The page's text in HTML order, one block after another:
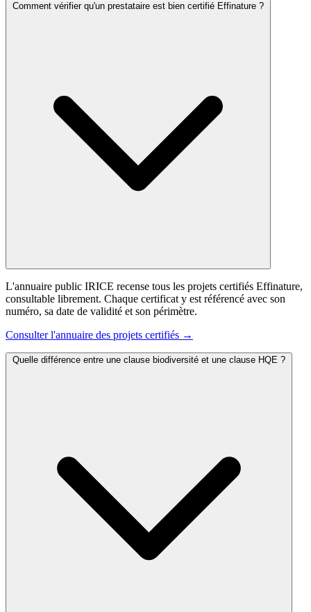
Comment vérifier qu'un prestataire est bien certifié Effinature ?
L'annuaire public IRICE recense tous les projets certifiés Effinature,
consultable librement. Chaque certificat y est référencé avec son
numéro, sa date de validité et son périmètre.
Consulter l'annuaire des projets certifiés →
Quelle différence entre une clause biodiversité et une clause HQE ?